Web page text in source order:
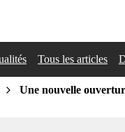
Tous les articles
Une nouvelle